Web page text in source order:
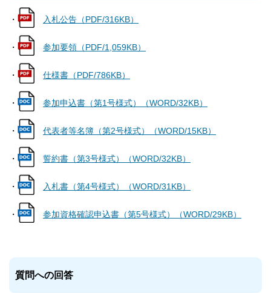
・ 入札公告（PDF/316KB）
・ 参加要領（PDF/1,059KB）
・ 仕様書（PDF/786KB）
・ 参加申込書（第1号様式）（WORD/32KB）
・ 代表者等名簿（第2号様式）（WORD/15KB）
・ 誓約書（第3号様式）（WORD/32KB）
・ 入札書（第4号様式）（WORD/31KB）
・ 参加資格確認申込書（第5号様式）（WORD/29KB）
質問への回答